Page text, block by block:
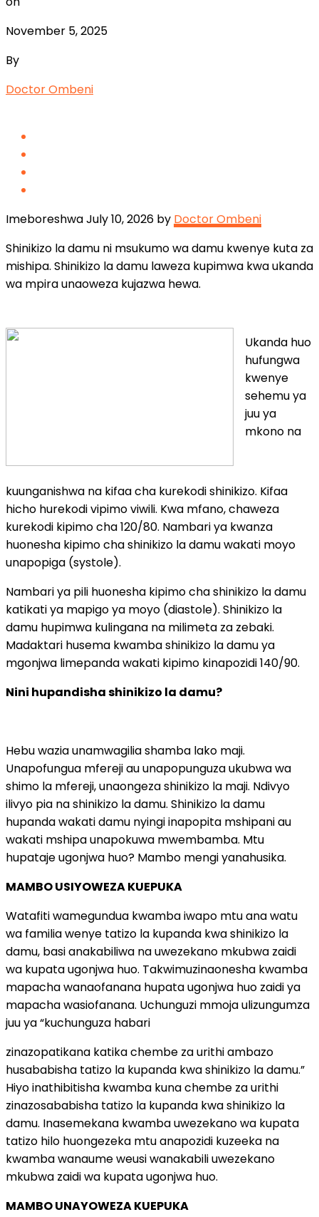
November 5, 2025
By
Doctor Ombeni
Imeboreshwa July 10, 2026 by Doctor Ombeni
Shinikizo la damu ni msukumo wa damu kwenye kuta za
mishipa. Shinikizo la damu laweza kupimwa kwa ukanda
wa mpira unaoweza kujazwa hewa.
Ukanda huo
hufungwa
kwenye
sehemu ya
juu ya
mkono na
kuunganishwa na kifaa cha kurekodi shinikizo. Kifaa
hicho hurekodi vipimo viwili. Kwa mfano, chaweza
kurekodi kipimo cha 120/80. Nambari ya kwanza
huonesha kipimo cha shinikizo la damu wakati moyo
unapopiga (systole).
Nambari ya pili huonesha kipimo cha shinikizo la damu
katikati ya mapigo ya moyo (diastole). Shinikizo la
damu hupimwa kulingana na milimeta za zebaki.
Madaktari husema kwamba shinikizo la damu ya
mgonjwa limepanda wakati kipimo kinapozidi 140/90.
Nini hupandisha shinikizo la damu?
Hebu wazia unamwagilia shamba lako maji.
Unapofungua mfereji au unapopunguza ukubwa wa
shimo la mfereji, unaongeza shinikizo la maji. Ndivyo
ilivyo pia na shinikizo la damu. Shinikizo la damu
hupanda wakati damu nyingi inapopita mshipani au
wakati mshipa unapokuwa mwembamba. Mtu
hupataje ugonjwa huo? Mambo mengi yanahusika.
MAMBO USIYOWEZA KUEPUKA
Watafiti wamegundua kwamba iwapo mtu ana watu
wa familia wenye tatizo la kupanda kwa shinikizo la
damu, basi anakabiliwa na uwezekano mkubwa zaidi
wa kupata ugonjwa huo. Takwimuzinaonesha kwamba
mapacha wanaofanana hupata ugonjwa huo zaidi ya
mapacha wasiofanana. Uchunguzi mmoja ulizungumza
juu ya “kuchunguza habari
zinazopatikana katika chembe za urithi ambazo
husababisha tatizo la kupanda kwa shinikizo la damu.”
Hiyo inathibitisha kwamba kuna chembe za urithi
zinazosababisha tatizo la kupanda kwa shinikizo la
damu. Inasemekana kwamba uwezekano wa kupata
tatizo hilo huongezeka mtu anapozidi kuzeeka na
kwamba wanaume weusi wanakabili uwezekano
mkubwa zaidi wa kupata ugonjwa huo.
MAMBO UNAYOWEZA KUEPUKA